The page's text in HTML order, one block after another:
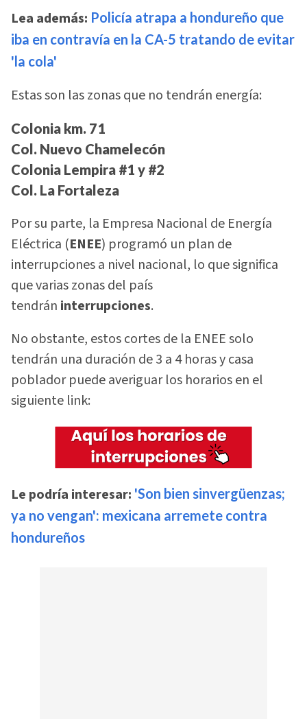
Lea además: Policía atrapa a hondureño que
iba en contravía en la CA-5 tratando de evitar
'la cola'
Estas son las zonas que no tendrán energía:
Colonia km. 71
Col. Nuevo Chamelecón
Colonia Lempira #1 y #2
Col. La Fortaleza
Por su parte, la Empresa Nacional de Energía
Eléctrica (ENEE) programó un plan de
interrupciones a nivel nacional, lo que significa
que varias zonas del país
tendrán interrupciones.
No obstante, estos cortes de la ENEE solo
tendrán una duración de 3 a 4 horas y casa
poblador puede averiguar los horarios en el
siguiente link:
Le podría interesar: 'Son bien sinvergüenzas;
ya no vengan': mexicana arremete contra
hondureños